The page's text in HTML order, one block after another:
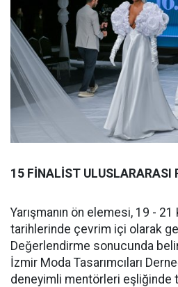
15 FİNALİST ULUSLARARASI
Yarışmanın ön elemesi, 19 - 21
tarihlerinde çevrim içi olarak
Değerlendirme sonucunda
İzmir Moda Tasarımcıları
deneyimli mentörleri eşliğinde